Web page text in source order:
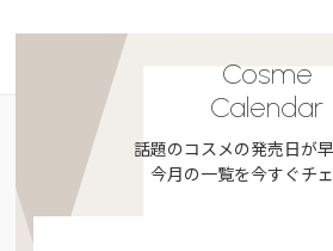
Cosme
Calendar
話題のコスメの発売日が
今月の一覧を今すぐチ